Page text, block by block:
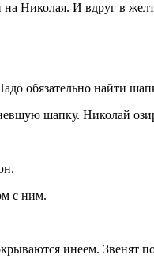
Николая. И вдруг в
обязательно найти
шапку. Николай
с ним.
инеем.